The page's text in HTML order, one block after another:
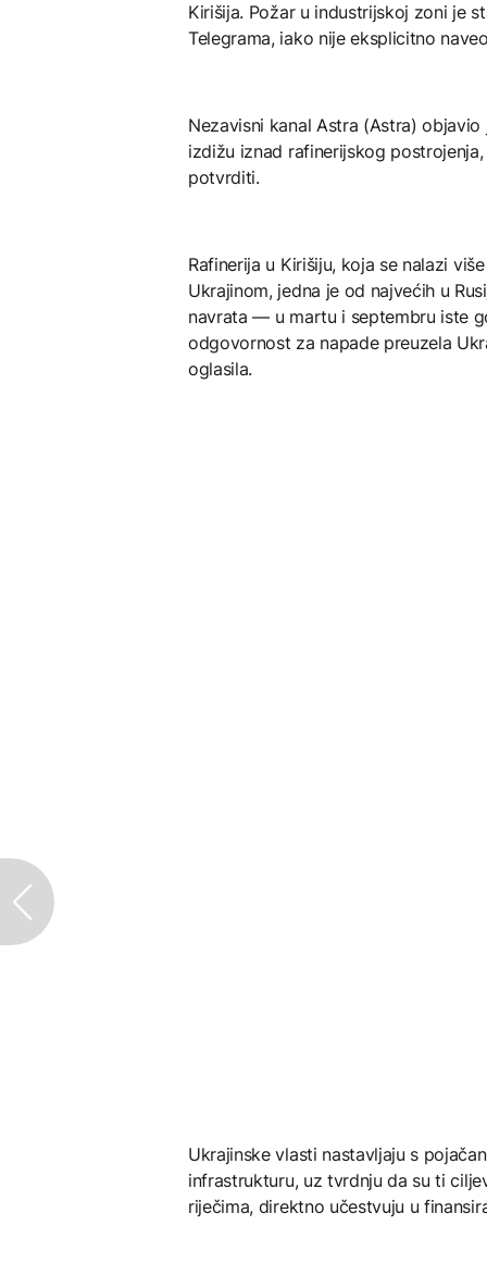
Kirišija. Požar u industrijskoj zoni je
Telegrama, iako nije eksplicitno
Nezavisni kanal Astra (Astra)
izdižu iznad rafinerijskog
potvrditi.
Rafinerija u Kirišiju, koja se nalazi
Ukrajinom, jedna je od najvećih u
navrata — u martu i septembru iste
odgovornost za napade preuzela
oglasila.
Ukrajinske vlasti nastavljaju s
infrastrukturu, uz tvrdnju da su ti
riječima, direktno učestvuju u